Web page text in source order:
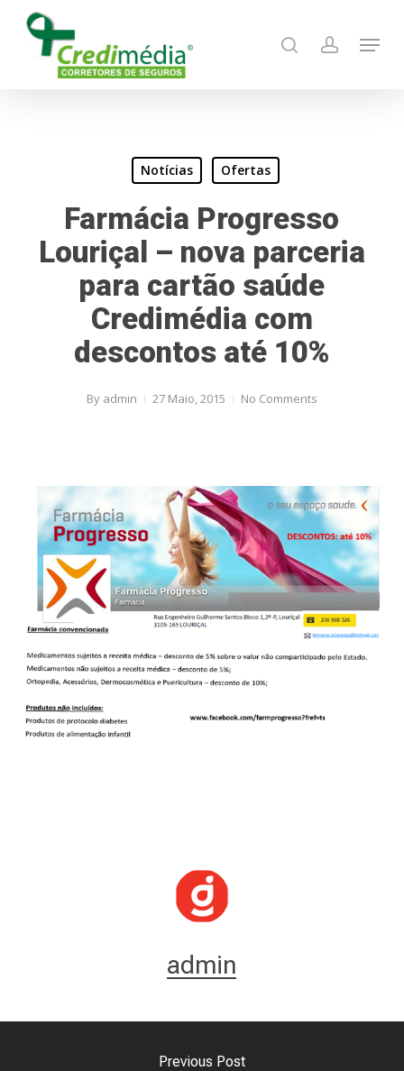
search account
Menu
Notícias Ofertas
Farmácia Progresso
Louriçal – nova parceria
para cartão saúde
Credimédia com
descontos até 10%
By admin 27 Maio, 2015 No Comments
admin
Previous Post